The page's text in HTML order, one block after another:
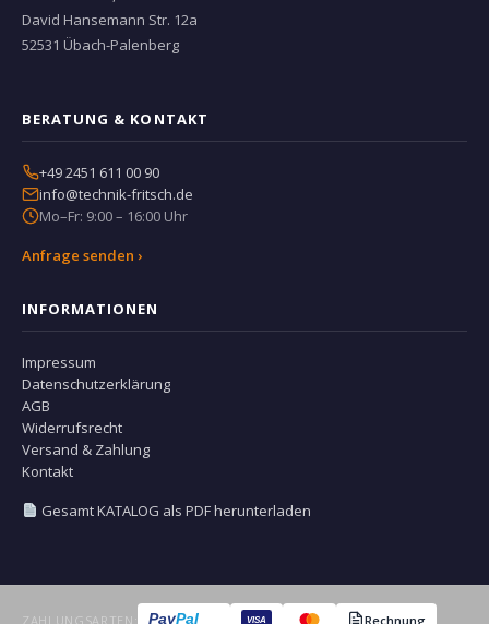
David Hansemann Str. 12a
52531 Übach-Palenberg
BERATUNG & KONTAKT
+49 2451 611 00 90
info@technik-fritsch.de
Mo–Fr: 9:00 – 16:00 Uhr
Anfrage senden ›
INFORMATIONEN
Impressum
Datenschutzerklärung
AGB
Widerrufsrecht
Versand & Zahlung
Kontakt
Gesamt KATALOG als PDF herunterladen
ZAHLUNGSARTEN: PayPal VISA Rechnung